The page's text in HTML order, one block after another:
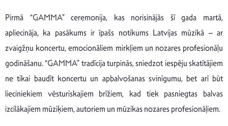
Pirmā “GAMMA” ceremonija, kas norisinājās šī gada martā,
apliecināja, ka pasākums ir īpašs notikums Latvijas mūzikā – ar
zvaigžņu koncertu, emocionāliem mirkļiem un nozares profesionāļu
godināšanu. “GAMMA” tradīcija turpinās, sniedzot iespēju skatītājiem
ne tikai baudīt koncertu un apbalvošanas svinīgumu, bet arī būt
lieciniekiem vēsturiskajiem brīžiem, kad tiek pasniegtas balvas
izcilākajiem mūziķiem, autoriem un mūzikas nozares profesionāļiem.